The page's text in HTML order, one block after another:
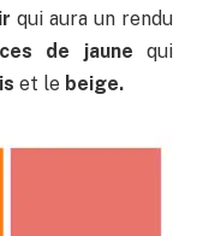
qui aura un rendu
de jaune qui
et le beige.